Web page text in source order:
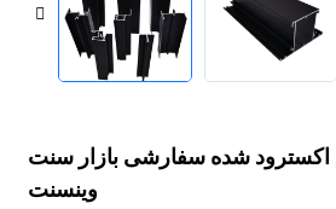
اکسترود شده سفارشی بازار سنت
وینسنت